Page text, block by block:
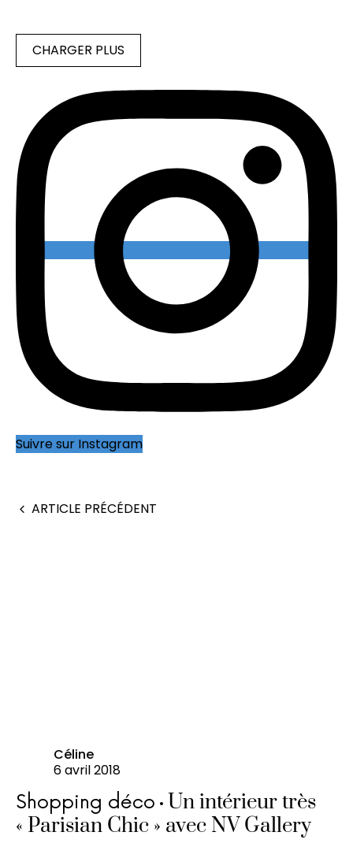
CHARGER PLUS
Suivre sur Instagram
ARTICLE PRÉCÉDENT
Céline
6 avril 2018
Shopping déco Un intérieur très
« Parisian Chic » avec NV Gallery